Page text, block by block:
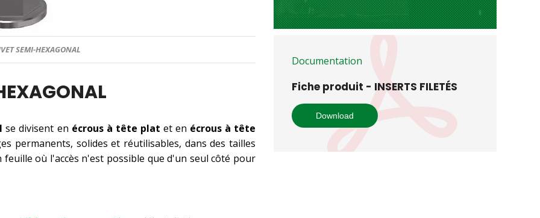
SEMI-HEXAGONAL
se divisent en écrous à tête plat et en écrous à tête
permanents, solides et réutilisables, dans des tailles
où l'accès n'est possible que d'un seul côté pour
Documentation
Fiche produit - INSERTS FILETÉS
Download